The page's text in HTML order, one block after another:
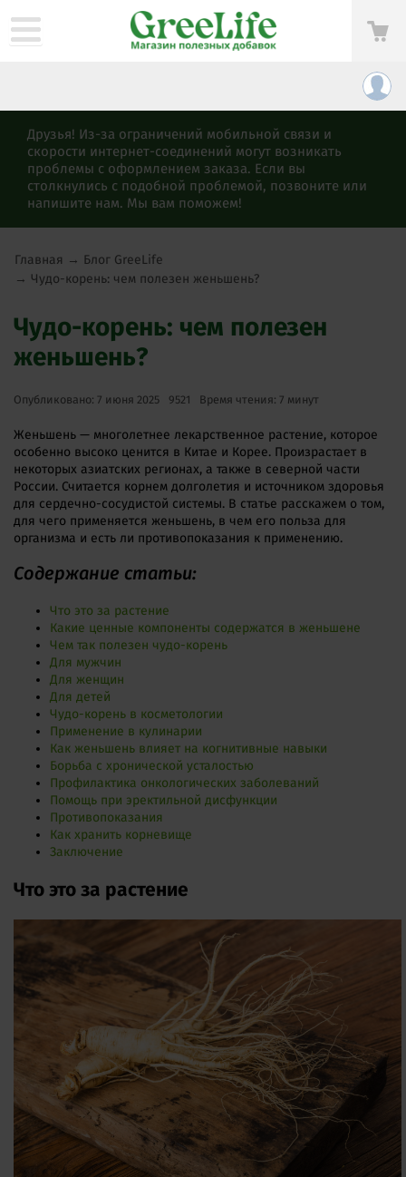
Друзья! Из-за ограничений мобильной связи и
скорости интернет-соединений могут возникать
проблемы с оформлением заказа. Если вы
столкнулись с подобной проблемой, позвоните или
напишите нам. Мы вам поможем!
Главная → Блог GreeLife
→ Чудо-корень: чем полезен женьшень?
Чудо-корень: чем полезен
женьшень?
Опубликовано: 7 июня 2025 9521 Время чтения: 7 минут
Женьшень — многолетнее лекарственное растение, которое
особенно высоко ценится в Китае и Корее. Произрастает в
некоторых азиатских регионах, а также в северной части
России. Считается корнем долголетия и источником здоровья
для сердечно-сосудистой системы. В статье расскажем о том,
для чего применяется женьшень, в чем его польза для
организма и есть ли противопоказания к применению.
Содержание статьи:
Что это за растение
Какие ценные компоненты содержатся в женьшене
Чем так полезен чудо-корень
Для мужчин
Для женщин
Для детей
Чудо-корень в косметологии
Применение в кулинарии
Как женьшень влияет на когнитивные навыки
Борьба с хронической усталостью
Профилактика онкологических заболеваний
Помощь при эректильной дисфункции
Противопоказания
Как хранить корневище
Заключение
Что это за растение